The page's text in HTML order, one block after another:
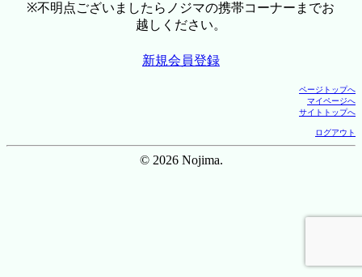
※不明点ございましたらノジマの携帯コーナーまでお
越しください。
新規会員登録
ページトップへ
マイページへ
サイトトップへ
ログアウト
© 2026 Nojima.